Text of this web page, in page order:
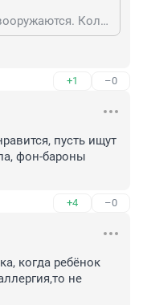
Кто раздаст? Люди уже сами вооружаются. Коллега купил авто и три полных магаза. Офицер с СВО привез. Кому надо, говорит, обращайтесь.
+1 –0
пусть ищут
фон-бароны
+4 –0
когда ребёнок
не